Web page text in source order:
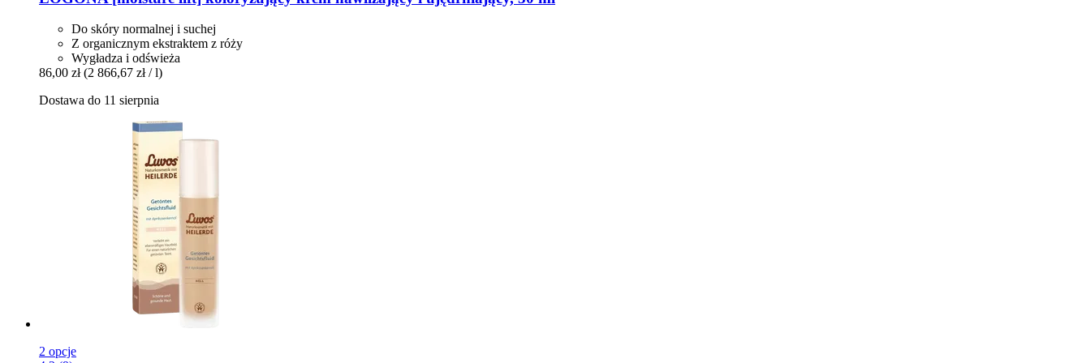
Do skóry normalnej i suchej
Z organicznym ekstraktem z róży
Wygładza i odświeża
86,00 zł (2 866,67 zł / l)
Dostawa do 11 sierpnia
2 opcje